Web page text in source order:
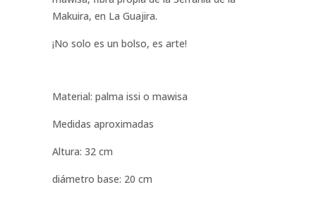
Makuira, en La Guajira.
¡No solo es un bolso, es arte!
Material: palma issi o mawisa
Medidas aproximadas
Altura: 32 cm
diámetro base: 20 cm